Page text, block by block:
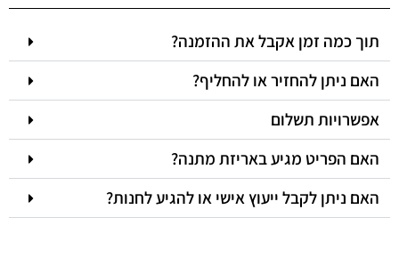
תוך כמה זמן אקבל את ההזמנה?
האם ניתן להחזיר או להחליף?
אפשרויות תשלום
האם הפריט מגיע באריזת מתנה?
האם ניתן לקבל ייעוץ אישי או להגיע לחנות?